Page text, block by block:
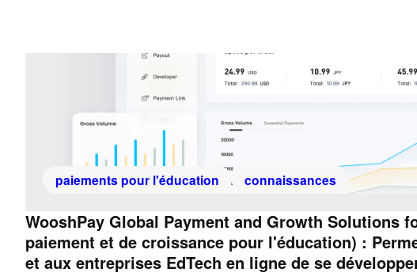
paiements pour l'éducation connaissances
WooshPay Global Payment and Growth Solutions
paiement et de croissance pour l'éducation) :
et aux entreprises EdTech en ligne de se